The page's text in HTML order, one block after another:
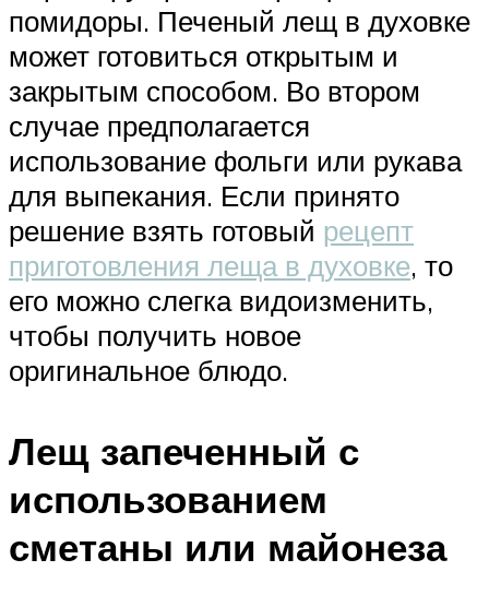
помидоры. Печеный лещ в духовке
может готовиться открытым и
закрытым способом. Во втором
случае предполагается
использование фольги или рукава
для выпекания. Если принято
решение взять готовый рецепт
приготовления леща в духовке, то
его можно слегка видоизменить,
чтобы получить новое
оригинальное блюдо.
Лещ запеченный с
использованием
сметаны или майонеза